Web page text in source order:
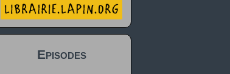
Episodes